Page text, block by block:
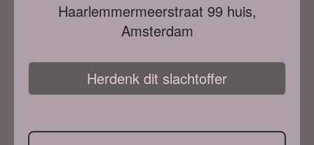
Haarlemmermeerstraat 99 huis,
Amsterdam
Herdenk dit slachtoffer